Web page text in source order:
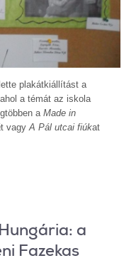
plakátkiállítást a
a témát az iskola
a Made in
t vagy A Pál utcai fiúkat
a
Fazekas